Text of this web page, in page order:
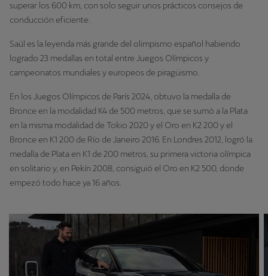
superar los 600 km, con solo seguir unos prácticos consejos de
conducción eficiente.
Saúl es la leyenda más grande del olimpismo español habiendo
logrado 23 medallas en total entre Juegos Olímpicos y
campeonatos mundiales y europeos de piragüismo.
En los Juegos Olímpicos de París 2024, obtuvo la medalla de
Bronce en la modalidad K4 de 500 metros, que se sumó a la Plata
en la misma modalidad de Tokio 2020 y el Oro en K2 200 y el
Bronce en K1 200 de Río de Janeiro 2016. En Londres 2012, logró la
medalla de Plata en K1 de 200 metros, su primera victoria olímpica
en solitario y, en Pekín 2008, consiguió el Oro en K2 500, donde
empezó todo hace ya 16 años.